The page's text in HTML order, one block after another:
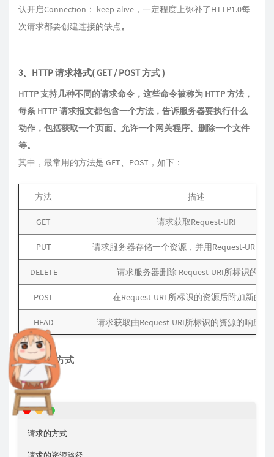
认开启Connection： keep-alive，一定程度上弥补了HTTP1.0每
次请求都要创建连接的缺点。
3、HTTP 请求格式( GET / POST 方式 )
HTTP 支持几种不同的请求命令，这些命令被称为 HTTP 方法，
每条 HTTP 请求报文都包含一个方法，告诉服务器要执行什么
动作，包括获取一个页面、允许一个网关程序、删除一个文件
等。
其中，最常用的方法是 GET、POST，如下：
方法 描述
GET 请求获取Request-URI
PUT 请求服务器存储一个资源，并用Request-URI作
DELETE 请求服务器删除 Request-URI所标识的资
POST 在Request-URI 所标识的资源后附加新的数
HEAD 请求获取由Request-URI所标识的资源的响应消
3.1、GET 方式
请求行
请求的方式
请求的资源路径